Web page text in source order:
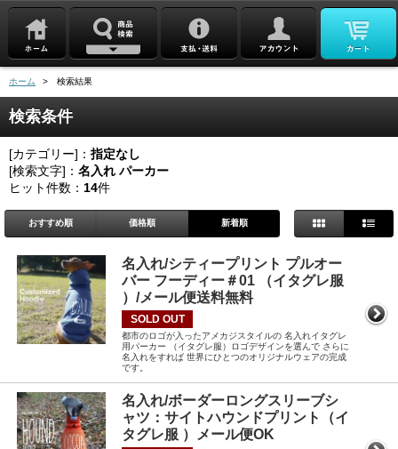
ホーム > 検索結果
検索条件
[カテゴリー]： 指定なし
[検索文字]： 名入れ パーカー
ヒット件数： 14件
おすすめ順 価格順 新着順
名入れ/シティープリント プルオー
バー フーディー＃01 （イタグレ服
）/メール便送料無料
SOLD OUT
都市のロゴが入ったアメカジスタイルの 名入れイタグレ
用パーカー （イタグレ服）ロゴデザインを選んで さらに
名入れをすれば 世界にひとつのオリジナルウェアの完成
です。
名入れ/ボーダーロングスリーブシ
ャツ：サイトハウンドプリント（イ
タグレ服 ）メール便OK